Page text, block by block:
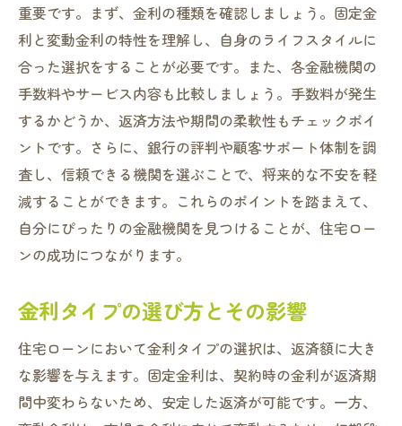
重要です。まず、金利の種類を確認しましょう。固定金
利と変動金利の特性を理解し、自身のライフスタイルに
合った選択をすることが必要です。また、各金融機関の
手数料やサービス内容も比較しましょう。手数料が発生
するかどうか、返済方法や期間の柔軟性もチェックポイ
ントです。さらに、銀行の評判や顧客サポート体制を調
査し、信頼できる機関を選ぶことで、将来的な不安を軽
減することができます。これらのポイントを踏まえて、
自分にぴったりの金融機関を見つけることが、住宅ロー
ンの成功につながります。
金利タイプの選び方とその影響
住宅ローンにおいて金利タイプの選択は、返済額に大き
な影響を与えます。固定金利は、契約時の金利が返済期
間中変わらないため、安定した返済が可能です。一方、